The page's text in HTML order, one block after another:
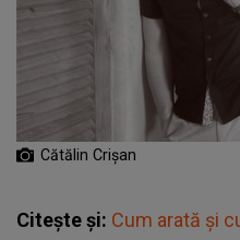
Cătălin Crișan
Citește și: Cum arată și